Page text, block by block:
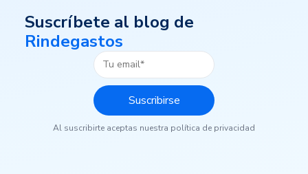
Suscríbete al blog de
Rindegastos
Al suscribirte aceptas nuestra política de privacidad